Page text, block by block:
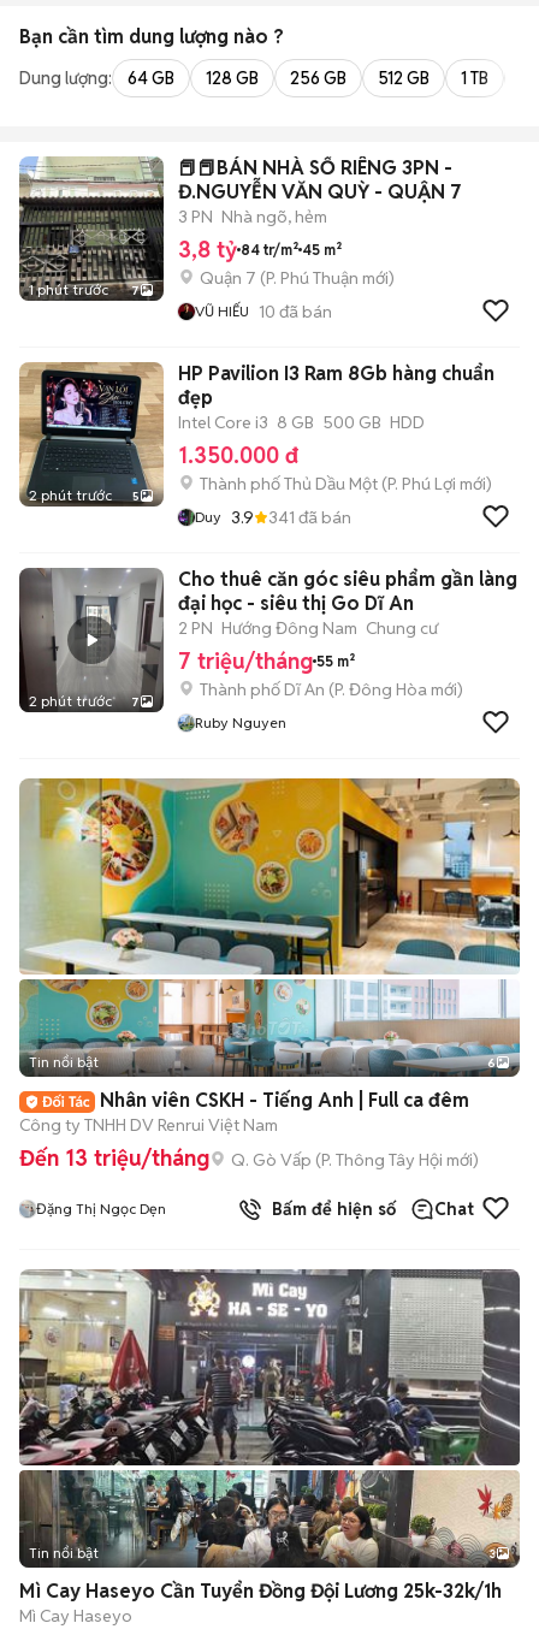
Bạn cần tìm dung lượng nào ?
Dung lượng: 64 GB 128 GB 256 GB 512 GB 1 TB
1 phút trước 7
📕📕BÁN NHÀ SỔ RIÊNG 3PN -
Đ.NGUYỄN VĂN QUỲ - QUẬN 7
3 PN Nhà ngõ, hẻm
3,8 tỷ 84 tr/m² 45 m²
Quận 7 (P. Phú Thuận mới)
VŨ HIẾU 10 đã bán
2 phút trước 5
HP Pavilion I3 Ram 8Gb hàng chuẩn
đẹp
Intel Core i3 8 GB 500 GB HDD
1.350.000 đ
Thành phố Thủ Dầu Một (P. Phú Lợi mới)
Duy 3.9 341 đã bán
2 phút trước 7
Cho thuê căn góc siêu phẩm gần làng
đại học - siêu thị Go Dĩ An
2 PN Hướng Đông Nam Chung cư
7 triệu/tháng 55 m²
Thành phố Dĩ An (P. Đông Hòa mới)
Ruby Nguyen
+2
Tin nổi bật 6
Nhân viên CSKH - Tiếng Anh | Full ca đêm
Công ty TNHH DV Renrui Việt Nam
Đến 13 triệu/tháng Q. Gò Vấp (P. Thông Tây Hội mới)
Đặng Thị Ngọc Dẹn Bấm để hiện số Chat
Tin nổi bật 3
Mì Cay Haseyo Cần Tuyển Đồng Đội Lương 25k-32k/1h
Mì Cay Haseyo